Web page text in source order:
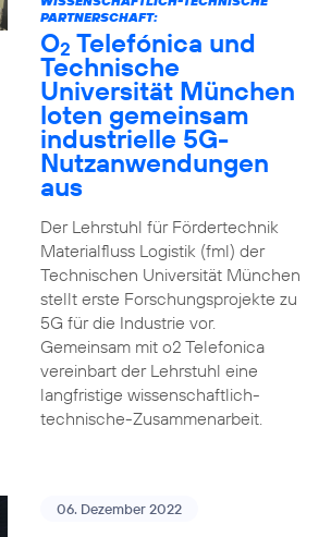
PARTNERSCHAFT:
O2 Telefónica und
Technische
Universität München
loten gemeinsam
industrielle 5G-
Nutzanwendungen
aus
Der Lehrstuhl für Fördertechnik
Materialfluss Logistik (fml) der
Technischen Universität München
stellt erste Forschungsprojekte zu
5G für die Industrie vor.
Gemeinsam mit o2 Telefonica
vereinbart der Lehrstuhl eine
langfristige wissenschaftlich-
technische-Zusammenarbeit.
06. Dezember 2022